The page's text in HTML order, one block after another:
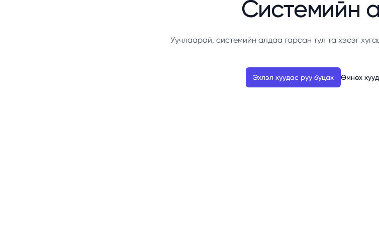
Системийн
Уучлаарай, системийн алдаа гарсан тул та хэсэг
Эхлэл хуудас руу буцах Өмнөх